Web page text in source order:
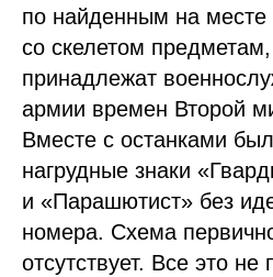
по найденным на месте
со скелетом предметам,
принадлежат
армии времен Второй
Вместе с останками
нагрудные знаки
и «Парашютист» без
номера. Cхема
отсутствует. Все это не